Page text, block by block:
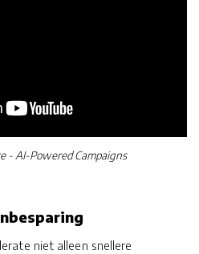
- AI-Powered Campaigns
niet alleen snellere